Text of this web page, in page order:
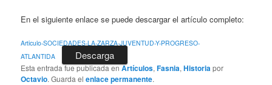
En el siguiente enlace se puede descargar el artículo completo:
Articulo-SOCIEDADES-LA-ZARZA-JUVENTUD-Y-PROGRESO-
ATLANTIDA
Descarga
Esta entrada fue publicada enArtículos,Fasnia,Historiapor
Octavio. Guarda elenlace permanente.